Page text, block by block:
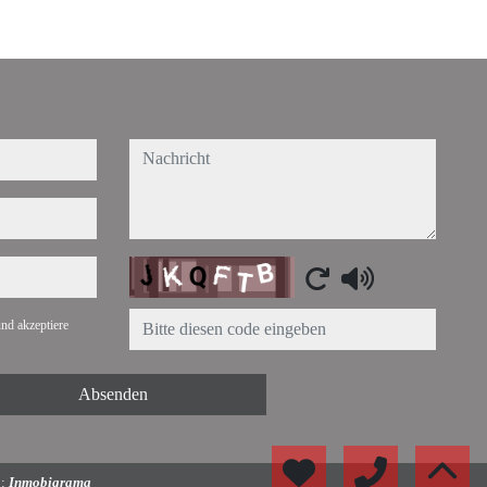
akzeptiere
nachricht
Captcha
Absenden
Inmobigrama